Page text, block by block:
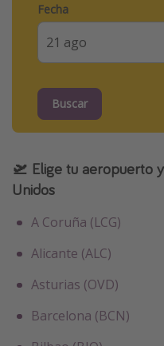
Fecha
Buscar
🛫 Elige tu aeropuerto
Unidos
A Coruña (LCG)
Alicante (ALC)
Asturias (OVD)
Barcelona (BCN)